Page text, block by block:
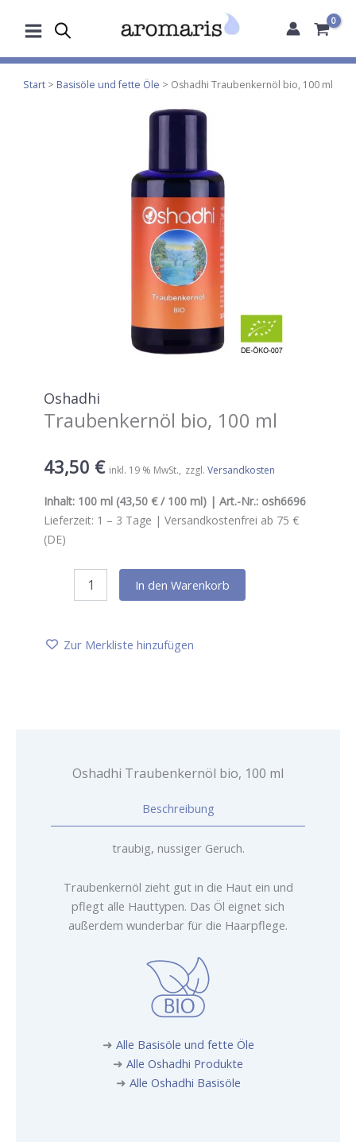
Inhalt
Start > Basisöle und fette Öle > Oshadhi Traubenkernöl bio, 100 ml
Oshadhi
Traubenkernöl bio, 100 ml
43,50 € inkl. 19 % MwSt. zzgl. Versandkosten
Inhalt: 100 ml (43,50 € / 100 ml) | Art.-Nr.: osh6696
Lieferzeit: 1 – 3 Tage | Versandkostenfrei ab 75 €
(DE)
Traubenkernöl
ml
In den Warenkorb
Zur Merkliste hinzufügen
Oshadhi Traubenkernöl bio, 100 ml
Beschreibung
traubig, nussiger Geruch.
Traubenkernöl zieht gut in die Haut ein und
pflegt alle Hauttypen. Das Öl eignet sich
außerdem wunderbar für die Haarpflege.
➜ Alle Basisöle und fette Öle
➜ Alle Oshadhi Produkte
➜ Alle Oshadhi Basisöle